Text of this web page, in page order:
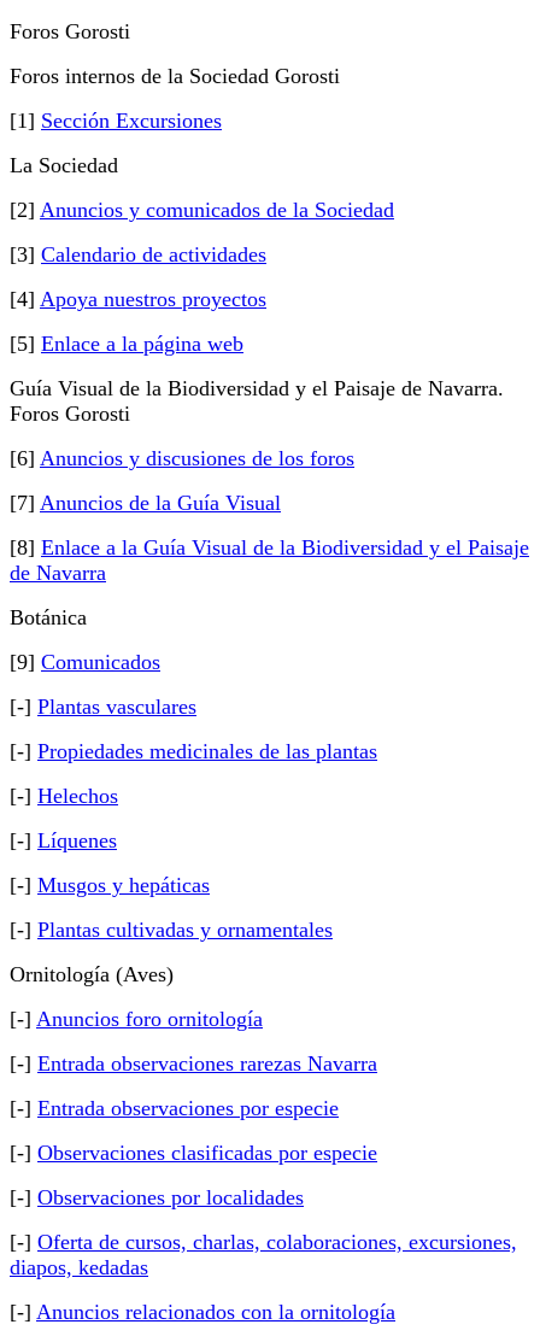
Foros Gorosti
Foros internos de la Sociedad Gorosti
[1] Sección Excursiones
La Sociedad
[2] Anuncios y comunicados de la Sociedad
[3] Calendario de actividades
[4] Apoya nuestros proyectos
[5] Enlace a la página web
Guía Visual de la Biodiversidad y el Paisaje de Navarra.
Foros Gorosti
[6] Anuncios y discusiones de los foros
[7] Anuncios de la Guía Visual
[8] Enlace a la Guía Visual de la Biodiversidad y el Paisaje
de Navarra
Botánica
[9] Comunicados
[-] Plantas vasculares
[-] Propiedades medicinales de las plantas
[-] Helechos
[-] Líquenes
[-] Musgos y hepáticas
[-] Plantas cultivadas y ornamentales
Ornitología (Aves)
[-] Anuncios foro ornitología
[-] Entrada observaciones rarezas Navarra
[-] Entrada observaciones por especie
[-] Observaciones clasificadas por especie
[-] Observaciones por localidades
[-] Oferta de cursos, charlas, colaboraciones, excursiones,
diapos, kedadas
[-] Anuncios relacionados con la ornitología